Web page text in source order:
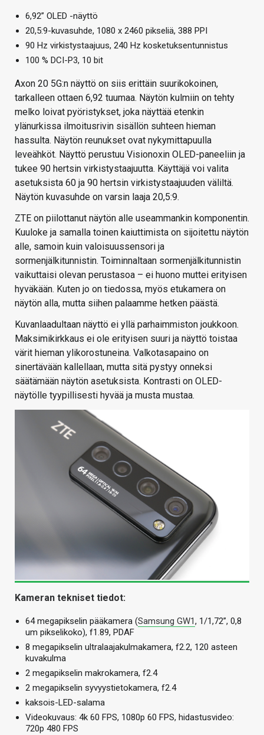
6,92” OLED -näyttö
20,5:9-kuvasuhde, 1080 x 2460 pikseliä, 388 PPI
90 Hz virkistystaajuus, 240 Hz kosketuksentunnistus
100 % DCI-P3, 10 bit
Axon 20 5G:n näyttö on siis erittäin suurikokoinen,
tarkalleen ottaen 6,92 tuumaa. Näytön kulmiin on tehty
melko loivat pyöristykset, joka näyttää etenkin
ylänurkissa ilmoitusrivin sisällön suhteen hieman
hassulta. Näytön reunukset ovat nykymittapuulla
leveähköt. Näyttö perustuu Visionoxin OLED-paneeliin ja
tukee 90 hertsin virkistystaajuutta. Käyttäjä voi valita
asetuksista 60 ja 90 hertsin virkistystaajuuden väliltä.
Näytön kuvasuhde on varsin laaja 20,5:9.
ZTE on piilottanut näytön alle useammankin komponentin.
Kuuloke ja samalla toinen kaiuttimista on sijoitettu näytön
alle, samoin kuin valoisuussensori ja
sormenjälkitunnistin. Toiminnaltaan sormenjälkitunnistin
vaikuttaisi olevan perustasoa – ei huono muttei erityisen
hyväkään. Kuten jo on tiedossa, myös etukamera on
näytön alla, mutta siihen palaamme hetken päästä.
Kuvanlaadultaan näyttö ei yllä parhaimmiston joukkoon.
Maksimikirkkaus ei ole erityisen suuri ja näyttö toistaa
värit hieman ylikorostuneina. Valkotasapaino on
sinertävään kallellaan, mutta sitä pystyy onneksi
säätämään näytön asetuksista. Kontrasti on OLED-
näytölle tyypillisesti hyvää ja musta mustaa.
Kameran tekniset tiedot:
64 megapikselin pääkamera (Samsung GW1, 1/1,72”, 0,8
um pikselikoko), f1.89, PDAF
8 megapikselin ultralaajakulmakamera, f2.2, 120 asteen
kuvakulma
2 megapikselin makrokamera, f2.4
2 megapikselin syvyystietokamera, f2.4
kaksois-LED-salama
Videokuvaus: 4k 60 FPS, 1080p 60 FPS, hidastusvideo:
720p 480 FPS